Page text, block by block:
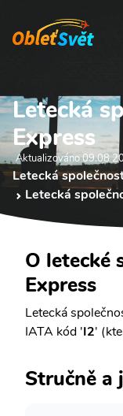
Letecká
Express
Aktualizováno 09.08
Letecká
Letecká
O letecké
Express
Letecká
IATA kód 'I2'
Stručně a